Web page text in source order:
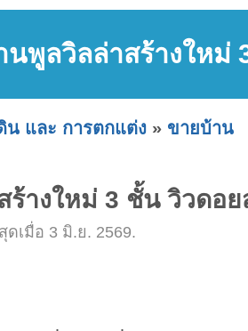
นพูลวิลล่าสร้างใหม่
น และ การตกแต่ง » ขายบ้าน
างใหม่ 3 ชั้น วิวดอย
ดเมื่อ 3 มิ.ย. 2569.